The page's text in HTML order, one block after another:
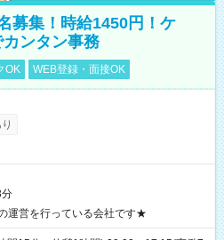
募集！時給1450円！ケ
ンタン事務
OK WEB登録・面接OK
運営を行っている会社です★